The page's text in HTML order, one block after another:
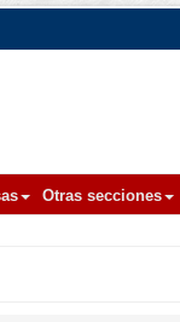
Otras secciones